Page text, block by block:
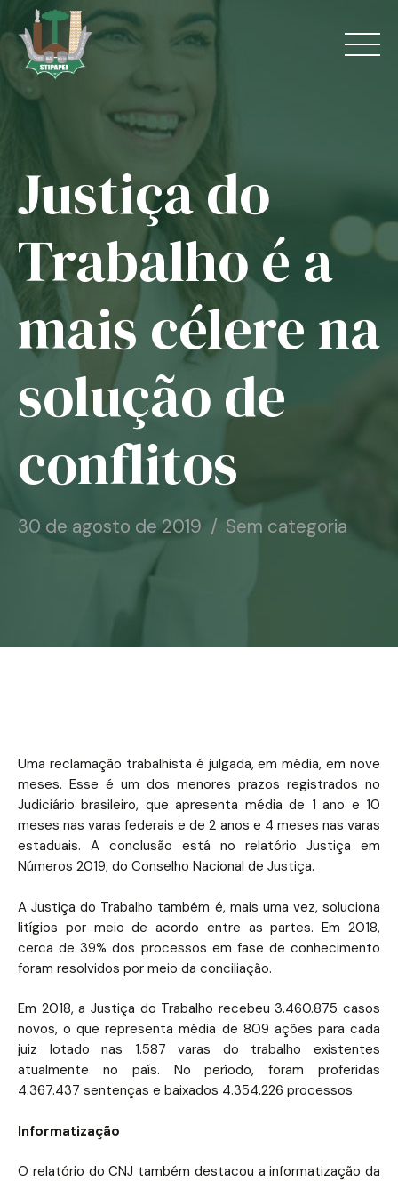
to
content
Home
O Sindicato
Jurídico
Convênios
Notícias
Associe-se
Justiça do
Trabalho é a
mais célere na
solução de
conflitos
30 de agosto de 2019 Sem categoria
Uma reclamação trabalhista é julgada, em média, em nove
meses. Esse é um dos menores prazos registrados no
Judiciário brasileiro, que apresenta média de 1 ano e 10
meses nas varas federais e de 2 anos e 4 meses nas varas
estaduais. A conclusão está no relatório Justiça em
Números 2019, do Conselho Nacional de Justiça.
A Justiça do Trabalho também é, mais uma vez, soluciona
litígios por meio de acordo entre as partes. Em 2018,
cerca de 39% dos processos em fase de conhecimento
foram resolvidos por meio da conciliação.
Em 2018, a Justiça do Trabalho recebeu 3.460.875 casos
novos, o que representa média de 809 ações para cada
juiz lotado nas 1.587 varas do trabalho existentes
atualmente no país. No período, foram proferidas
4.367.437 sentenças e baixados 4.354.226 processos.
Informatização
O relatório do CNJ também destacou a informatização da